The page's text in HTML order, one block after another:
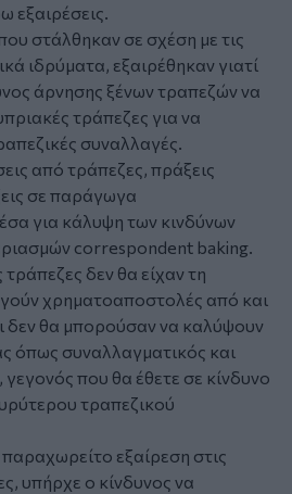
εξαιρέσεις.
στάλθηκαν σε σχέση με τις
ιδρύματα, εξαιρέθηκαν γιατί
άρνησης ξένων τραπεζών να
τράπεζες για να
συναλλαγές.
από τράπεζες, πράξεις
σε παράγωγα
για κάλυψη των κινδύνων
correspondent baking.
δεν θα είχαν τη
χρηματοαποστολές από και
δεν θα μπορούσαν να καλύψουν
όπως συναλλαγματικός και
γεγονός που θα έθετε σε κίνδυνο
τραπεζικού
εξαίρεση στις
υπήρχε ο κίνδυνος να